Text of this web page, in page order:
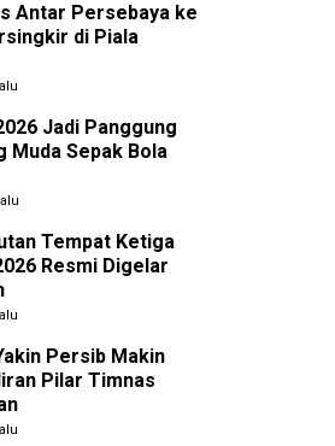
Antar Persebaya ke
di Piala
Jadi Panggung
Muda Sepak Bola
Tempat Ketiga
Resmi Digelar
Persib Makin
Pilar Timnas